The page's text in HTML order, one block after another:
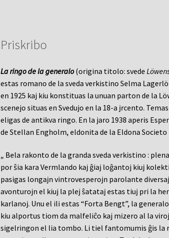
Priskribo
La ringo de la generalo(origina titolo: svede
estas romano de la sveda verkistino Selma
en 1925 kaj kiu konstituas la unuan parton de la
scenejo situas en Svedujo en la 18-a jrcento.
eligas de antikva ringo. En la jaro 1938 aperis
de Stellan Engholm, eldonita de la Eldona Societo
„ Bela rakonto de la granda sveda verkistino :
por ŝia kara Vermlando kaj ĝiaj loĝantoj kiuj
pasigas longajn vintrovesperojn parolante
avonturojn el kiuj la plej ŝatataj estas tiuj pri la
karlanoj. Unu el ili estas “Forta Bengt”, la
kiu alportus tiom da malfeliĉo kaj mizero al la
sigelringon el lia tombo. Li tiel fantomumis ĝis la